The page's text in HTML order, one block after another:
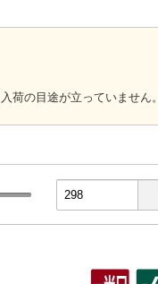
荷の目途が立っていません。